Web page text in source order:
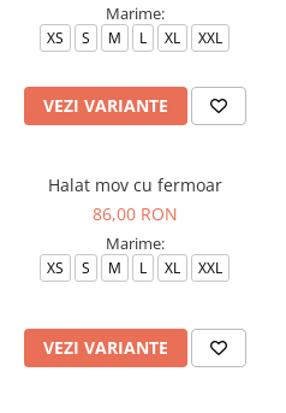
Marime:
XS S M L XL XXL
VEZI VARIANTE
Halat mov cu fermoar
86,00 RON
Marime:
XS S M L XL XXL
VEZI VARIANTE